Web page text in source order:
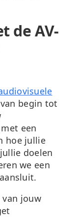
de AV-
begin tot
een
hoe jullie
doelen
we een
van jouw